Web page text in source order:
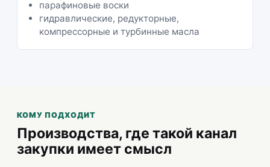
парафиновые воски
гидравлические, редукторные,
компрессорные и турбинные масла
КОМУ ПОДХОДИТ
Производства, где такой канал
закупки имеет смысл